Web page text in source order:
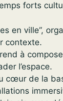
forts
en ville”,
contexte.
à
l’espace.
cœur de la